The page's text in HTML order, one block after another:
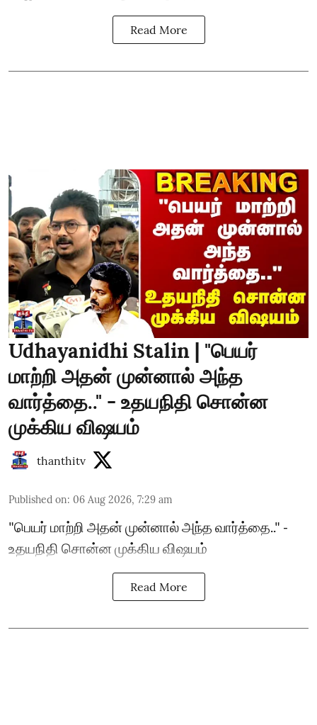
Read More
Udhayanidhi Stalin | "பெயர்
மாற்றி அதன் முன்னால் அந்த
வார்த்தை.." - உதயநிதி சொன்ன
முக்கிய விஷயம்
thanthitv
Published on: 06 Aug 2026, 7:29 am
"பெயர் மாற்றி அதன் முன்னால் அந்த வார்த்தை.." -
உதயநிதி சொன்ன முக்கிய விஷயம்
Read More